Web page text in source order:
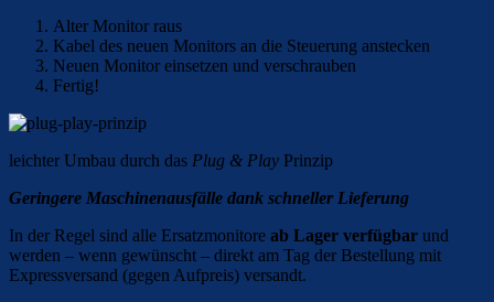
Alter Monitor raus
Kabel des neuen Monitors an die Steuerung anstecken
Neuen Monitor einsetzen und verschrauben
Fertig!
leichter Umbau durch das Plug & Play Prinzip
Geringere Maschinenausfälle dank schneller Lieferung
In der Regel sind alle Ersatzmonitore ab Lager verfügbar und
werden – wenn gewünscht – direkt am Tag der Bestellung mit
Expressversand (gegen Aufpreis) versandt.